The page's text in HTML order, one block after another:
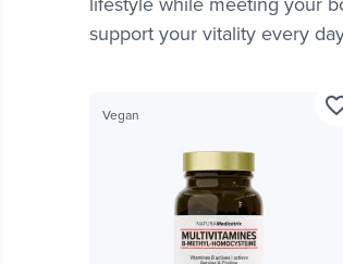
support your vitality every
Vegan